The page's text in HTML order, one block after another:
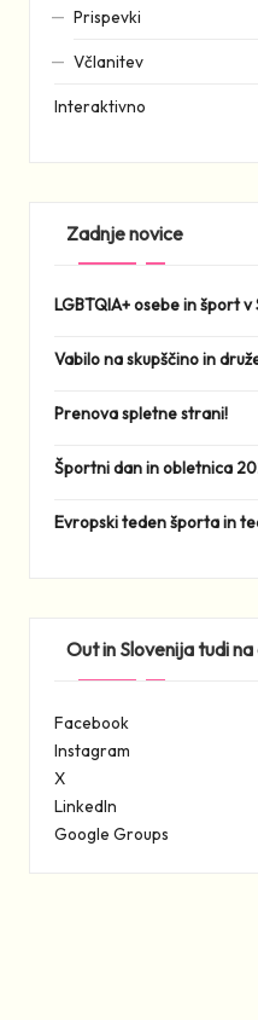
Prispevki
Včlanitev
Interaktivno
Zadnje novice
LGBTQIA+ osebe in šport v
Vabilo na skupščino in
Prenova spletne strani!
Športni dan in obletnica
Evropski teden športa in
Out in Slovenija tudi
Facebook
Instagram
X
LinkedIn
Google Groups